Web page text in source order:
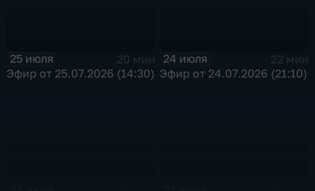
25 июля
20 мин
Эфир от 25.07.2026 (14:30)
24 июля
22 мин
Эфир от 24.07.2026 (21:10)